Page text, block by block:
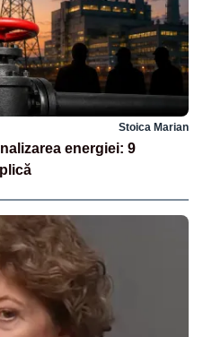
Stoica Marian
energiei: 9